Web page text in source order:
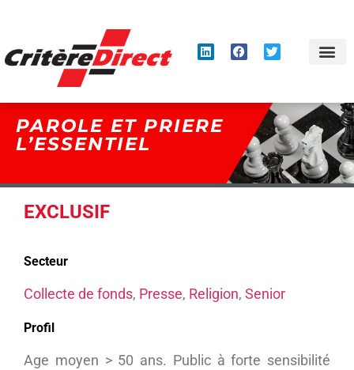
PAROLE ET PRIERE
L’ESSENTIEL
EXCLUSIF
Secteur
Collecte de fonds, Presse, Religion, Senior
Profil
Age moyen > 50 ans. Public à forte sensibilité